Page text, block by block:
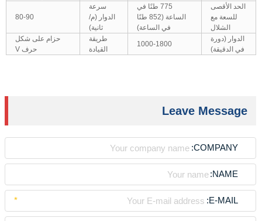
الحد الأقصى
للسعة مع
الشلال
775 طنًا في
الساعة (852 طنًا
في الساعة)
سرعة
الدوار (م/
ثانية)
80-90
الدوار (دورة
في الدقيقة)
1000-1800
طريقة
القيادة
حزام على شكل
حرف V
Leave Message
COMPANY:
NAME:
E-MAIL:
*